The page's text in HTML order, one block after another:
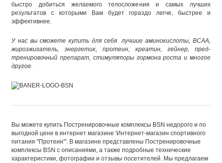
быстро добиться желаемого телосложения и самых лучших
результатов с которыми Вам будет гораздо легче, быстрее и
эффективнее.
У нас вы сможете купить для себя лучшие аминокислоты, BCAA,
жирозжигатель, энергетик, протеин, креатин, гейнер, пред-
тренировочный препарат, стимуляторы гормона роста и многое
другое.
Вы можете купить Постренировочные комплексы BSN недорого и по
выгодной цене в интернет магазине 'Интернет-магазин спортивного
питания "Протеин"'. В магазине представлены Постренировочные
комплексы BSN с описаниями, а также подробные технические
характеристики, фотографии и отзывы посетителей. Мы предлагаем